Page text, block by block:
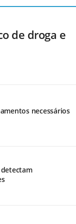
de droga e
necessários
detectam